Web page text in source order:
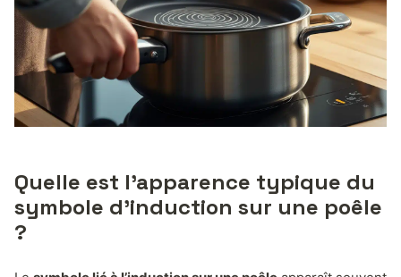
Quelle est l’apparence typique du
symbole d’induction sur une poêle
?